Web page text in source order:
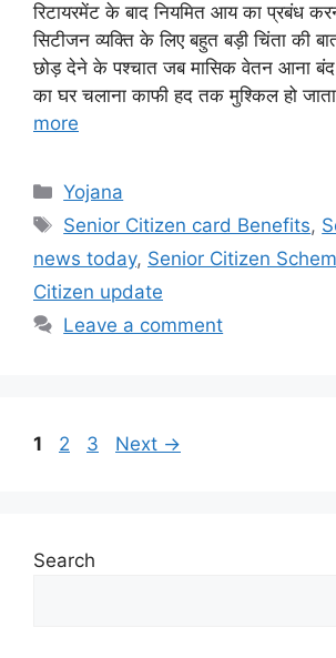
रिटायरमेंट के बाद नियमित आय का प्रबंध
सिटीजन व्यक्ति के लिए बहुत बड़ी चिंता की
छोड़ देने के पश्चात जब मासिक वेतन आना बंद
का घर चलाना काफी हद तक मुश्किल हो
more
Categories
Yojana
Tags
Senior Citizen card Benefits,
news today, Senior Citizen
Citizen update
Leave a comment
Page
1 Page
2 Page
3 Next →
Search